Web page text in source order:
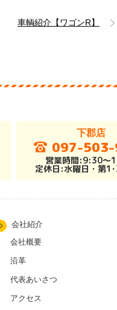
車輌紹介【ワゴンR】
下郡店
097-
営業時間:9:30～
定休日:水曜日・第1
会社紹介
会社概要
沿革
代表あいさつ
アクセス